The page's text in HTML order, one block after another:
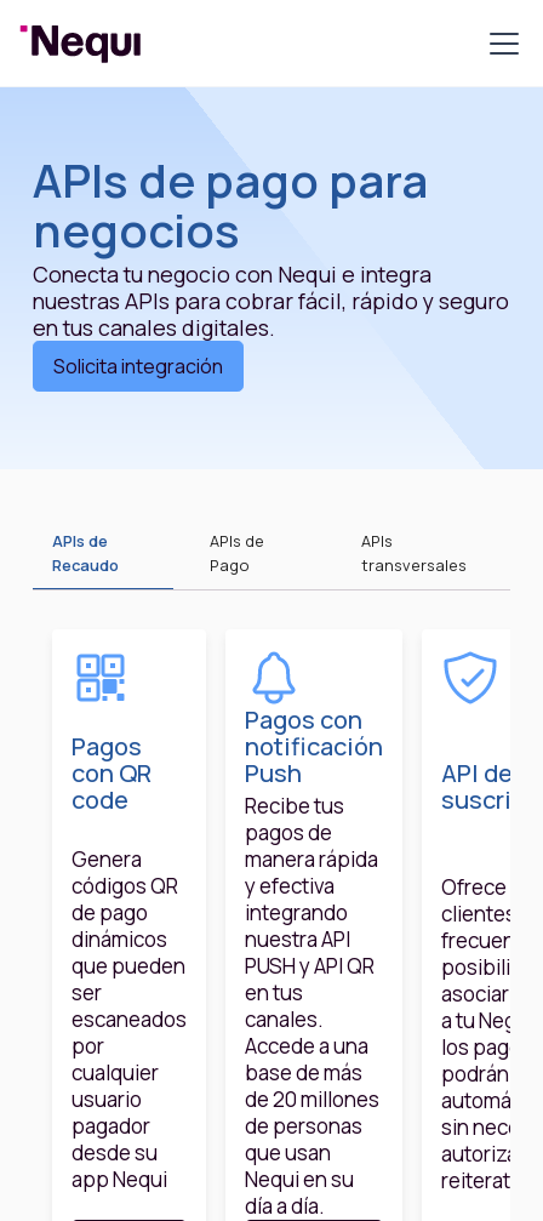
APIs de pago para
negocios
Conecta tu negocio con Nequi e integra
nuestras APIs para cobrar fácil, rápido y seguro
en tus canales digitales.
Solicita integración
APIs de
Recaudo
APIs de
Pago
APIs
transversales
Pagos
con QR
code
Genera
códigos QR
de pago
dinámicos
que pueden
ser
escaneados
por
cualquier
usuario
pagador
desde su
app Nequi
Pagos con
notificación
Push
Recibe tus
pagos de
manera rápida
y efectiva
integrando
nuestra API
PUSH y API QR
en tus
canales.
Accede a una
base de más
de 20 millones
de personas
que usan
Nequi en su
día a día.
API de
Ofrece a
clientes
asociar su
a tu
los pagos
podrán
sin